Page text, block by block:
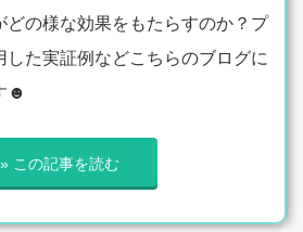
どの様な効果をもたらすのか？プ
した実証例などこちらのブログに
☻
» この記事を読む